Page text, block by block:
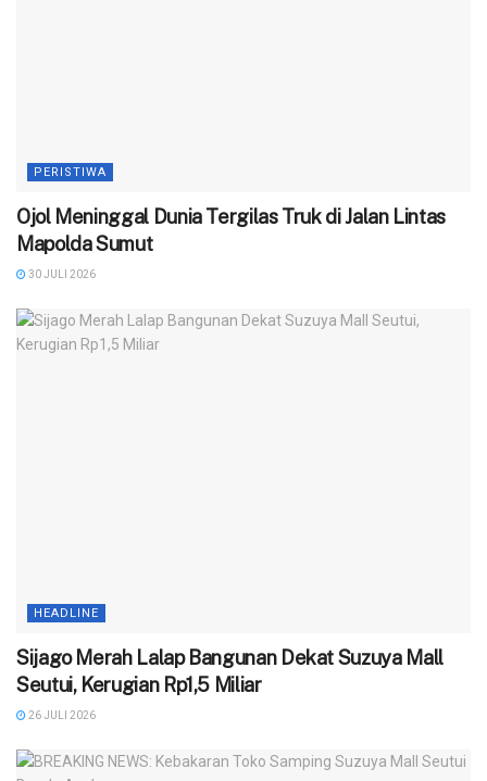
PERISTIWA
Ojol Meninggal Dunia Tergilas Truk di Jalan Lintas
Mapolda Sumut
30 JULI 2026
HEADLINE
Sijago Merah Lalap Bangunan Dekat Suzuya Mall
Seutui, Kerugian Rp1,5 Miliar
26 JULI 2026